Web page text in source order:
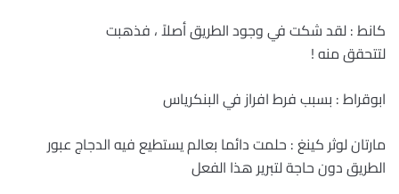
كانط : لقد شكت في وجود الطريق أصلاً ، فذهبت
لتتحقق منه!
ابوقراط : بسبب فرط افراز في البنكرياس
مارتان لوثر كينغ : حلمت دائما بعالم يستطيع فيه الدجاج عبور
الطريق دون حاجة لتبرير هذا الفعل